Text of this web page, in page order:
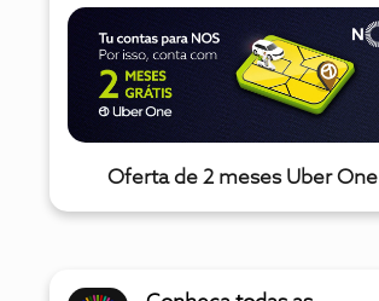
Oferta de 2 meses Uber One